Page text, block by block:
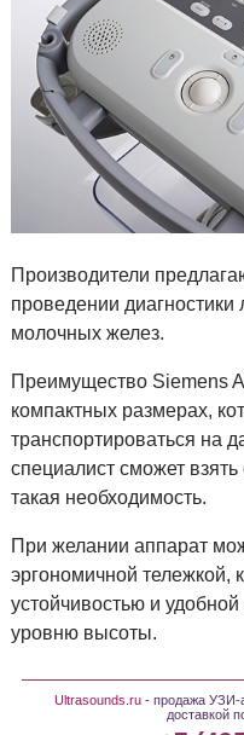
Производители
проведении
молочных желез.
Преимущество Siemens
компактных размерах,
транспортироваться на
специалист сможет взять
такая необходимость.
При желании аппарат
эргономичной тележкой,
устойчивостью и
уровню высоты.
Ultrasounds.ru- продажа УЗИ-
доставкой